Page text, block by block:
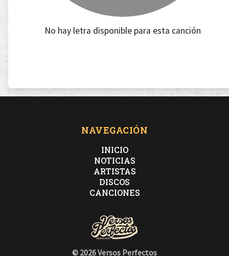
No hay letra disponible para esta canción
NAVEGACIÓN
INICIO
NOTICIAS
ARTISTAS
DISCOS
CANCIONES
© 2026 Versos Perfectos